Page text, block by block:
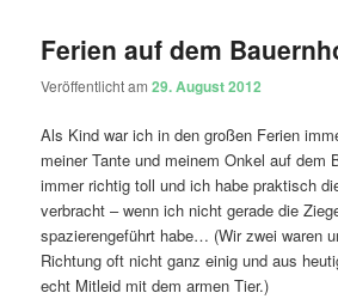
Ferien auf dem
Veröffentlicht am29. August 2012
Als Kind war ich in den großen Ferien
meiner Tante und meinem Onkel auf dem
immer richtig toll und ich habe praktisch
verbracht – wenn ich nicht gerade die
spazierengeführt habe… (Wir zwei waren
Richtung oft nicht ganz einig und aus
echt Mitleid mit dem armen Tier.)